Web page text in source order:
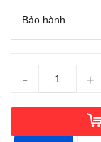
Bảo hành
- +